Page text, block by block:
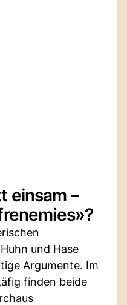
einsam –
und Hase
Argumente. Im
finden beide